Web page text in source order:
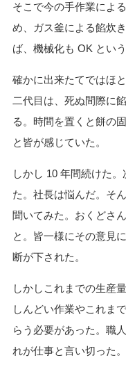
そこで今の手作業によ
め、ガス釜による餡炊
ば、機械化も OK とい
確かに出来たてではほ
二代目は、死ぬ間際に
る。時間を置くと餅の
と皆が感じていた。
しかし 10 年間続けた
た。社長は悩んだ。そ
聞いてみた。おくどさ
と。皆一様にその意見
断が下された。
しかしこれまでの生産
しんどい作業やこれま
らう必要があった。職
れが仕事と言い切った。